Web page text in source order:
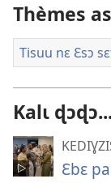
Thèmes
Tisuu nɛ Ɛsɔ
Kalɩ
Ɛbɛ